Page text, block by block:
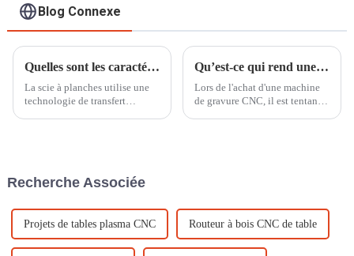
Blog Connexe
Quelles sont les caractéristiques des scies à planches ?
La scie à planches utilise une
technologie de transfert
Améliorez vos processus...
Qu’est-ce qui rend une machine de gravure CNC vraiment rentable ?
Lors de l'achat d'une machine
de gravure CNC, il est tentant
Recherche Associée
Projets de tables plasma CNC Routeur à bois CNC de table